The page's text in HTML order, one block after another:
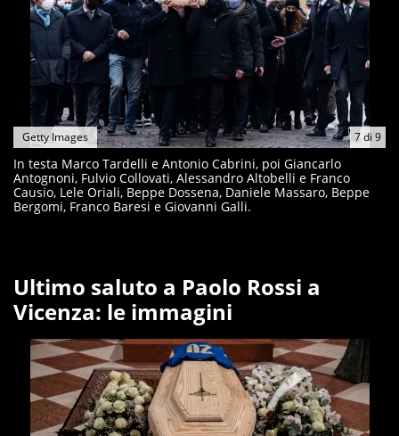
7di 9
Getty Images
In testa Marco Tardelli e Antonio Cabrini, poi Giancarlo
Antognoni, Fulvio Collovati, Alessandro Altobelli e Franco
Causio, Lele Oriali, Beppe Dossena, Daniele Massaro, Beppe
Bergomi, Franco Baresi e Giovanni Galli.
Ultimo saluto a Paolo Rossi a
Vicenza: le immagini